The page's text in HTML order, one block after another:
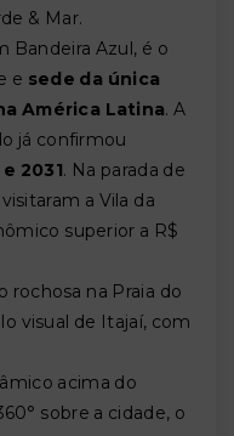
& Mar.
Azul, é o
e sede da única
América Latina. A
já confirmou
2031. Na parada de
a Vila da
superior a R$
rochosa na Praia do
visual de Itajaí, com
acima do
sobre a cidade, o